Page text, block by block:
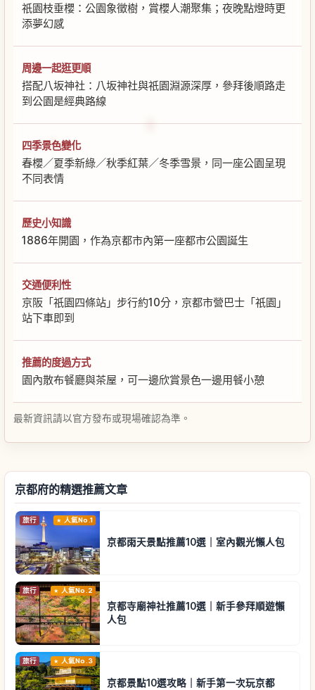
祇園枝垂櫻：公園象徵樹，賞櫻人潮聚集；夜晚點燈時更
添夢幻感
周邊一起逛更順
搭配八坂神社：八坂神社與祇園淵源深厚，參拜後順路走
到公園是經典路線
四季景色變化
春櫻／夏季新綠／秋季紅葉／冬季雪景，同一座公園呈現
不同表情
歷史小知識
1886年開園，作為京都市內第一座都市公園誕生
交通便利性
京阪「祇園四條站」步行約10分，京都市營巴士「祇園」
站下車即到
推薦的度過方式
園內散布餐廳與茶屋，可一邊欣賞景色一邊用餐小憩
最新資訊請以官方發布或現場確認為準。
京都府的精選推薦文章
旅行 人氣No.1
京都雨天景點推薦10選｜室內觀光懶人包
旅行 人氣No.2
京都寺廟神社推薦10選｜新手參拜順遊懶
人包
旅行 人氣No.3
京都景點10選攻略｜新手第一次玩京都